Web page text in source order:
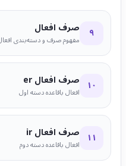
۹ صرف افعال
مفهوم صرف و دسته‌بندی
۱۰ صرف افعال er
افعال باقاعده دسته اول
۱۱ صرف افعال ir
افعال باقاعده دسته دوم